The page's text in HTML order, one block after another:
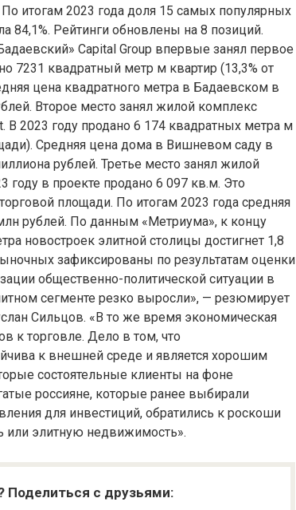
итогам 2023 года доля 15 самых популярных
84,1%. Рейтинги обновлены на 8 позиций.
Capital Group впервые занял первое
7231 квадратный метр м квартир (13,3% от
цена квадратного метра в Бадаевском в
Второе место занял жилой комплекс
В 2023 году продано 6 174 квадратных метра м
Средняя цена дома в Вишневом саду в
рублей. Третье место занял жилой
в проекте продано 6 097 кв.м. Это
площади. По итогам 2023 года средняя
рублей. По данным «Метриума», к концу
новостроек элитной столицы достигнет 1,8
зафиксированы по результатам оценки
общественно-политической ситуации в
сегменте резко выросли», — резюмирует
Сильцов. «В то же время экономическая
к торговле. Дело в том, что
к внешней среде и является хорошим
состоятельные клиенты на фоне
россияне, которые ранее выбирали
для инвестиций, обратились к роскоши
элитную недвижимость».
Поделиться с друзьями: